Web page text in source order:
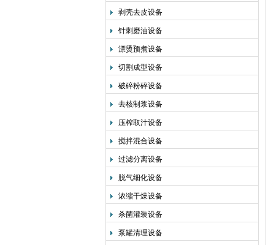
剥壳去皮设备
针刺磨油设备
漂烫预煮设备
切割成型设备
破碎粉碎设备
去核制浆设备
压榨取汁设备
搅拌混合设备
过滤分离设备
脱气细化设备
浓缩干燥设备
杀菌灌装设备
泵罐清理设备